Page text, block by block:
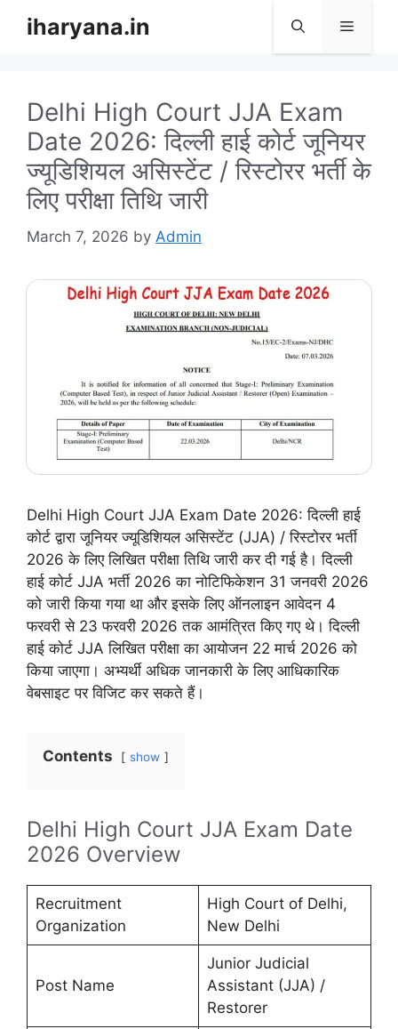
iharyana.in Menu
Delhi High Court JJA Exam
Date 2026: दिल्ली हाई कोर्ट जूनियर
ज्यूडिशियल असिस्टेंट / रिस्टोरर भर्ती के
लिए परीक्षा तिथि जारी
March 7, 2026 by Admin
Delhi High Court JJA Exam Date 2026: दिल्ली हाई
कोर्ट द्वारा जूनियर ज्यूडिशियल असिस्टेंट (JJA) / रिस्टोरर भर्ती
2026 के लिए लिखित परीक्षा तिथि जारी कर दी गई है। दिल्ली
हाई कोर्ट JJA भर्ती 2026 का नोटिफिकेशन 31 जनवरी 2026
को जारी किया गया था और इसके लिए ऑनलाइन आवेदन 4
फरवरी से 23 फरवरी 2026 तक आमंत्रित किए गए थे। दिल्ली
हाई कोर्ट JJA लिखित परीक्षा का आयोजन 22 मार्च 2026 को
किया जाएगा। अभ्यर्थी अधिक जानकारी के लिए आधिकारिक
वेबसाइट पर विजिट कर सकते हैं।
Contents show
Delhi High Court JJA Exam Date
2026 Overview
Recruitment
Organization
High Court of Delhi,
New Delhi
Post Name
Junior Judicial
Assistant (JJA) /
Restorer